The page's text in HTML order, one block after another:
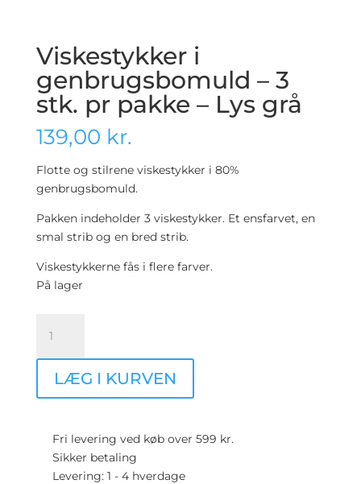
Viskestykker i
genbrugsbomuld – 3
stk. pr pakke – Lys grå
139,00 kr.
Flotte og stilrene viskestykker i 80%
genbrugsbomuld.
Pakken indeholder 3 viskestykker. Et ensfarvet, en
smal strib og en bred strib.
Viskestykkerne fås i flere farver.
På lager
genbrugsbomuld
3
pakke
LÆG I KURVEN
Fri levering ved køb over 599 kr.
Sikker betaling
Levering: 1 - 4 hverdage